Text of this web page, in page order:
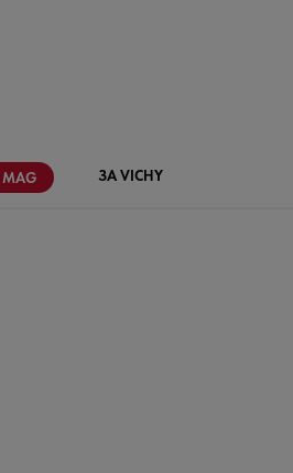
MAG ЗА VICHY